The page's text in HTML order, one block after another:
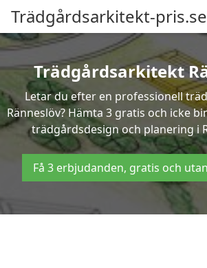
Trädgårdsarkitekt-pris.se
Trädgårdsarkitekt
Letar du efter en professionell
Ränneslöv? Hämta 3 gratis och icke
trädgårdsdesign och planering i
Få 3 erbjudanden, gratis och